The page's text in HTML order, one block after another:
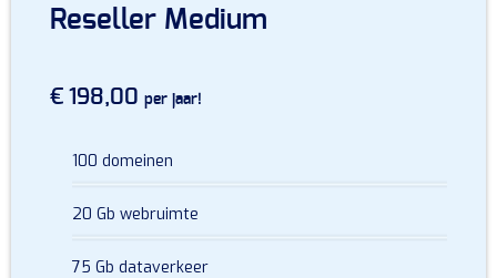
Reseller Medium
€ 198,00 per jaar!
100 domeinen
20 Gb webruimte
75 Gb dataverkeer